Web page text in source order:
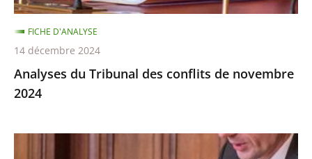
Analyses du Tribunal des conflits de novembre
2024
FICHE D'ANALYSE
14 décembre 2024